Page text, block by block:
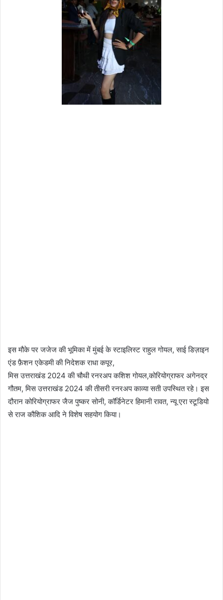
इस मौके पर जजेज की भूमिका में मुंबई के स्टाइलिस्ट राहुल गोयल, साई डिज़ाइन
एंड फ़ैशन एकेडमी की निदेशक राधा कपूर,
मिस उत्तराखंड 2024 की चौथी रनरअप कशिश गोयल,कोरियोग्राफर अगेनद्र
गौतम, मिस उत्तराखंड 2024 की तीसरी रनरअप काव्या सती उपस्थित रहे। इस
दौरान कोरियोग्राफर जैज पुष्कर सोनी, कॉर्डिनेटर हिमानी रावत, न्यू एरा स्टूडियो
से राज कौशिक आदि ने विशेष सहयोग किया।